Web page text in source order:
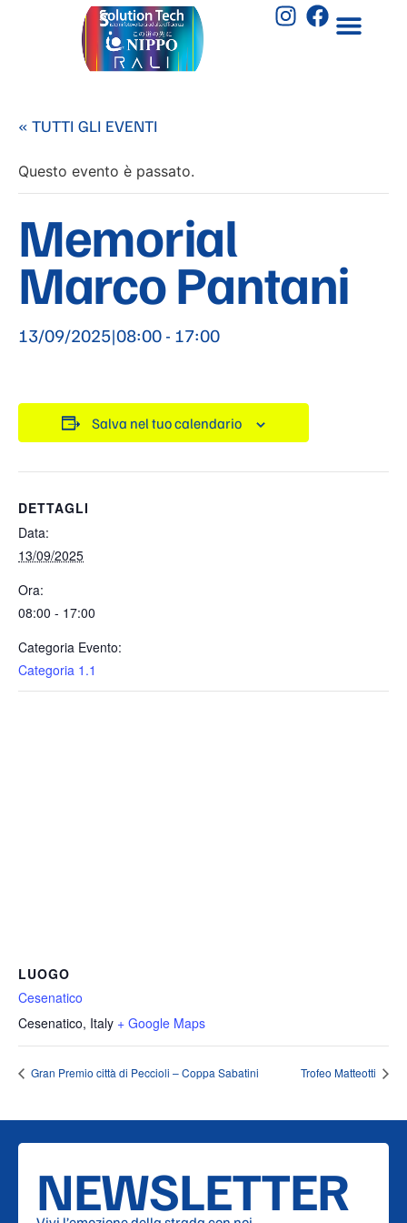
« TUTTI GLI EVENTI
Questo evento è passato.
Memorial
Marco Pantani
13/09/2025|08:00- 17:00
Salva nel tuo calendario
DETTAGLI
Data:
13/09/2025
Ora:
08:00 - 17:00
Categoria Evento:
Categoria 1.1
LUOGO
Cesenatico
Cesenatico, Italy + Google Maps
Gran Premio città di Peccioli – Coppa Sabatini Trofeo Matteotti
NEWSLETTER